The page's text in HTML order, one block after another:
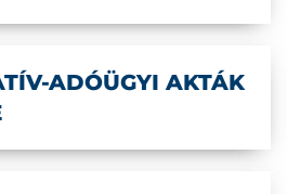
ADÓÜGYI AKTÁK